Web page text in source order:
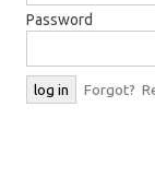
Password
Forgot?